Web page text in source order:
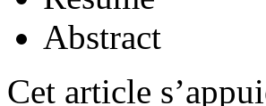
Abstract
Cet article